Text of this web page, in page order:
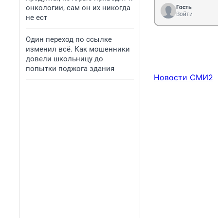
онкологии, сам он их никогда
не ест
Один переход по ссылке
изменил всё. Как мошенники
довели школьницу до
попытки поджога здания
Гость
Войти
Новости СМИ2